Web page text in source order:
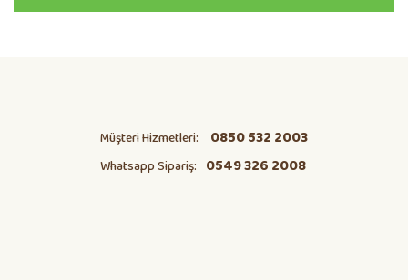
Müşteri Hizmetleri: 0850 532 2003
Whatsapp Sipariş: 0549 326 2008